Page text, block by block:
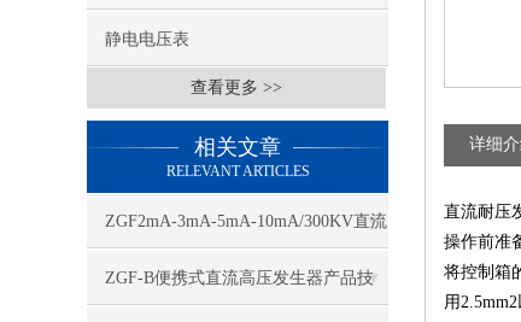
静电电压表
查看更多 >>
相关文章
RELEVANT ARTICLES
ZGF2mA-3mA-5mA-10mA/300KV直流
高压发生器应用特点
ZGF-B便携式直流高压发生器产品技
详细
直流耐压
操作前准
将控制箱
用